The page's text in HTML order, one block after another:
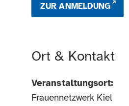
ZUR ANMELDUNG
Ort & Kontakt
Veranstaltungsort:
Frauennetzwerk Kiel